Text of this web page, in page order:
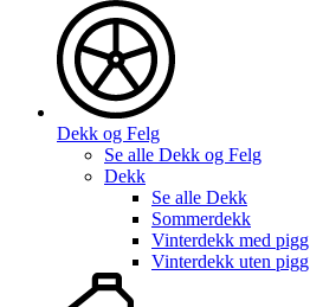
Dekk og Felg
Se alle Dekk og Felg
Dekk
Se alle Dekk
Sommerdekk
Vinterdekk med pigg
Vinterdekk uten pigg